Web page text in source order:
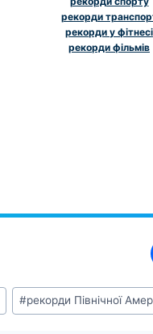
рекорди
рекорди у фітнесі
рекорди фільмів
#рекорди Північної